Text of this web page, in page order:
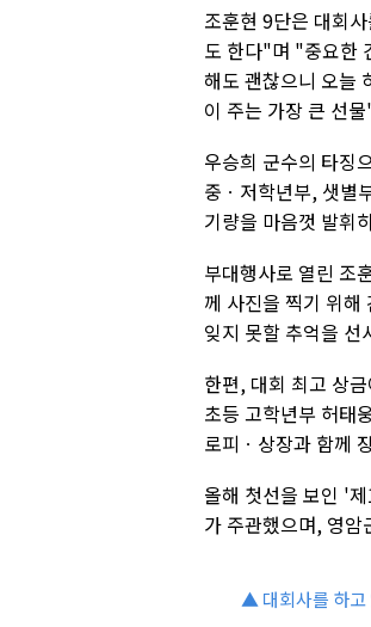
조훈현 9단은 대회
도 한다"며 "중요한
해도 괜찮으니 오늘
이 주는 가장 큰 선
우승희 군수의 타징
중ㆍ저학년부, 샛별
기량을 마음껏 발휘
부대행사로 열린 조
께 사진을 찍기 위해
잊지 못할 추억을 선
한편, 대회 최고 상
초등 고학년부 허태
로피ㆍ상장과 함께
올해 첫선을 보인 '
가 주관했으며, 영
▲ 대회사를 하고